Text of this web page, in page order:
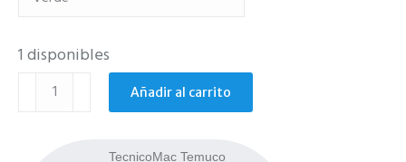
1 disponibles
Carcasa
Añadir al carrito
TecnicoMac Temuco